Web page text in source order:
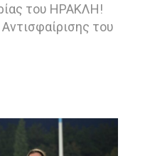
του ΗΡΑΚΛΗ!
του